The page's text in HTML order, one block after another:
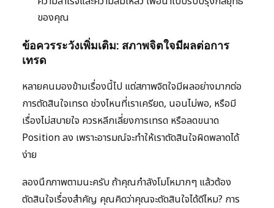
ของคุณ
ข้อควรระวังเพิ่มเติม: สภาพจิตใจมีผลต่อการ
เทรด
หลายคนมองข้ามเรื่องนี้ไป แต่สภาพจิตใจมีผลอย่างมากต่อ
การตัดสินใจเทรด ช่วงไหนที่เราเครียด, นอนไม่พอ, หรือมี
เรื่องไม่สบายใจ ควรหลีกเลี่ยงการเทรด หรือลดขนาด
Position ลง เพราะอารมณ์จะทำให้เราตัดสินใจผิดพลาดได้
ง่าย
ลองนึกภาพตามนะครับ ถ้าคุณกำลังโมโหมากๆ แล้วต้อง
ตัดสินใจเรื่องสำคัญ คุณคิดว่าคุณจะตัดสินใจได้ดีไหม? การ